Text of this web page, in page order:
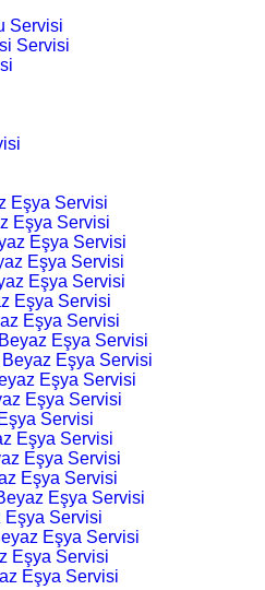
Servisi
Servisi
Eşya Servisi
Eşya Servisi
Eşya Servisi
Eşya Servisi
Eşya Servisi
Eşya Servisi
Eşya Servisi
Eşya Servisi
Eşya Servisi
Eşya Servisi
Eşya Servisi
Servisi
Eşya Servisi
Eşya Servisi
Eşya Servisi
Eşya Servisi
Eşya Servisi
Eşya Servisi
Eşya Servisi
Eşya Servisi